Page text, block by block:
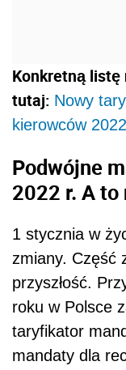
Konkretną
tutaj: Nowy
kierowców 2022
Podwójne
2022 r. A
1 stycznia w
zmiany. Część
przyszłość.
roku w Polsce
taryfikator
mandaty dla